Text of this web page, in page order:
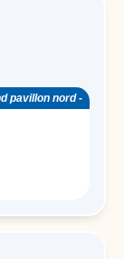
pavillon nord -